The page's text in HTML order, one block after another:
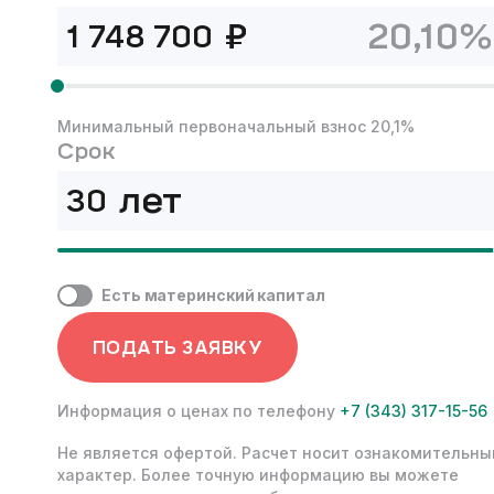
₽ 20,10%
Минимальный первоначальный взнос 20,1%
Срок
лет
Есть материнский капитал
ПОДАТЬ ЗАЯВКУ
Информация о ценах по телефону +7 (343) 317-15-56
Не является офертой. Расчет носит
характер. Более точную информацию вы можете